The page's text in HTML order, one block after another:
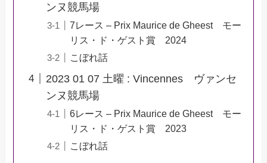
ンヌ競馬場
7レース – Prix Maurice de Gheest モー
リス・ド・ゲスト賞 2024
こぼれ話
2023 01 07 土曜 : Vincennes ヴァンセ
ンヌ競馬場
6レース – Prix Maurice de Gheest モー
リス・ド・ゲスト賞 2023
こぼれ話